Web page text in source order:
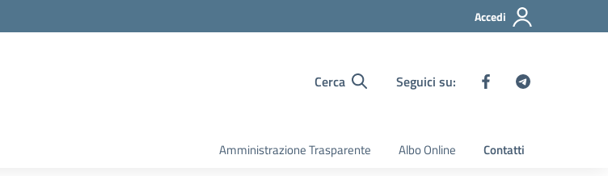
Accedi
Cerca Seguici su:
Amministrazione Trasparente Albo Online Contatti